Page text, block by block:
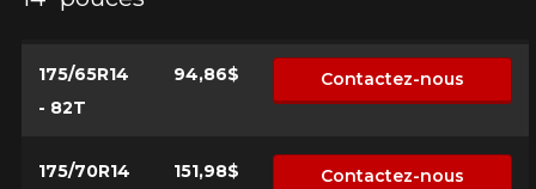
175/65R14
- 82T
94,86$ Contactez-nous
175/70R14
151,98$ Contactez-nous
(CLOUTABLE)
Nom